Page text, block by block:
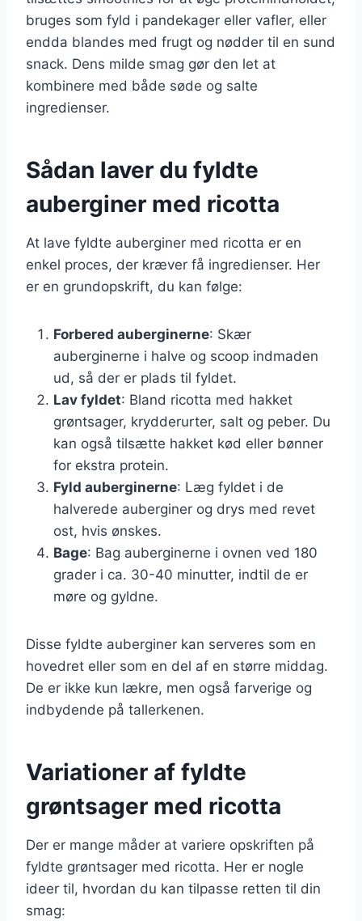
bruges som fyld i pandekager eller vafler, eller
endda blandes med frugt og nødder til en sund
snack. Dens milde smag gør den let at
kombinere med både søde og salte
ingredienser.
Sådan laver du fyldte
auberginer med ricotta
At lave fyldte auberginer med ricotta er en
enkel proces, der kræver få ingredienser. Her
er en grundopskrift, du kan følge:
Forbered auberginerne: Skær
auberginerne i halve og scoop indmaden
ud, så der er plads til fyldet.
Lav fyldet: Bland ricotta med hakket
grøntsager, krydderurter, salt og peber. Du
kan også tilsætte hakket kød eller bønner
for ekstra protein.
Fyld auberginerne: Læg fyldet i de
halverede auberginer og drys med revet
ost, hvis ønskes.
Bage: Bag auberginerne i ovnen ved 180
grader i ca. 30-40 minutter, indtil de er
møre og gyldne.
Disse fyldte auberginer kan serveres som en
hovedret eller som en del af en større middag.
De er ikke kun lækre, men også farverige og
indbydende på tallerkenen.
Variationer af fyldte
grøntsager med ricotta
Der er mange måder at variere opskriften på
fyldte grøntsager med ricotta. Her er nogle
ideer til, hvordan du kan tilpasse retten til din
smag: